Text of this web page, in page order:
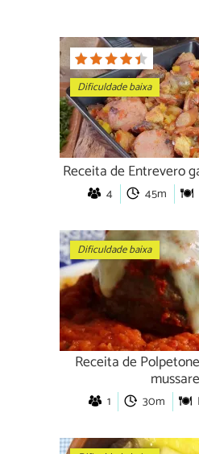
Dificuldade baixa
Receita de Entrevero
4 45m
Dificuldade baixa
Receita de
1 30m